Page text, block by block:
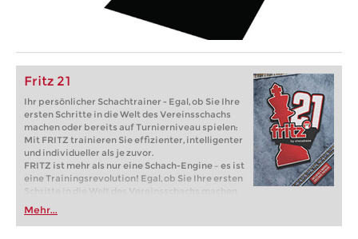
Fritz 21
Ihr persönlicher Schachtrainer - Egal, ob Sie Ihre
ersten Schritte in die Welt des Vereinsschachs
machen oder bereits auf Turnierniveau spielen:
Mit FRITZ trainieren Sie effizienter, intelligenter
und individueller als je zuvor.
FRITZ ist mehr als nur eine Schach-Engine – es ist
eine Trainingsrevolution! Egal, ob Sie Ihre ersten
Schritte in die Welt des Vereinsschachs machen
oder bereits auf Turnierniveau spielen: Mit
FRITZ trainieren Sie effizienter, intelligenter und
individueller als je zuvor.
Mehr...